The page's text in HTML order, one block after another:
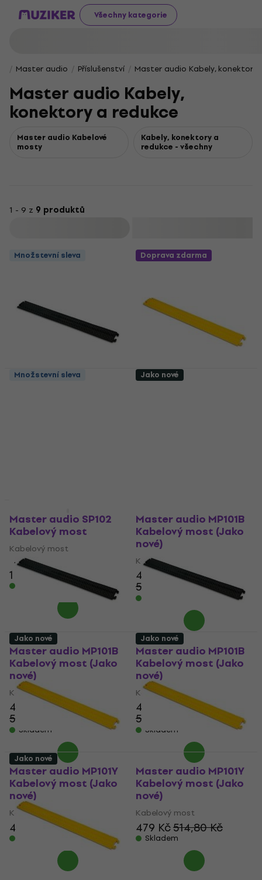
Všechny kategorie
Master audio Příslušenství Master audio Kabely, konektory
Master audio Kabely,
konektory a redukce
Master audio Kabelové
mosty
Kabely, konektory a
redukce - všechny
1 - 9 z 9 produktů
Množstevní sleva Doprava zdarma
Množstevní sleva
Master audio SP102
Kabelový most
Kabelový most
4/5
1 400 Kč
Jako nové
Master audio MP101B
Kabelový most (Jako
nové)
Kabelový most
445 Kč
540,54 Kč
- 18 %
Master audio MP101B
Kabelový most (Jako
nové)
Kabelový most
445 Kč
540,54 Kč
- 18 %
Skladem
Master audio MP101B
Kabelový most (Jako
nové)
Kabelový most
445 Kč
540,54 Kč
- 18 %
Skladem
Jako nové
Master audio MP101Y
Kabelový most (Jako
nové)
Kabelový most
479 Kč 514,80 Kč
Jako nové
Master audio MP101Y
Kabelový most (Jako
nové)
Kabelový most
479 Kč514,80 Kč
Skladem
Jako nové